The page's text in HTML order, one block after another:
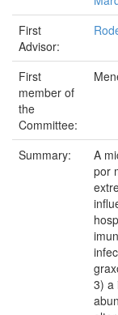
First
Advisor:
First
member of
the
Committee:
Summary:
A
por
3) a